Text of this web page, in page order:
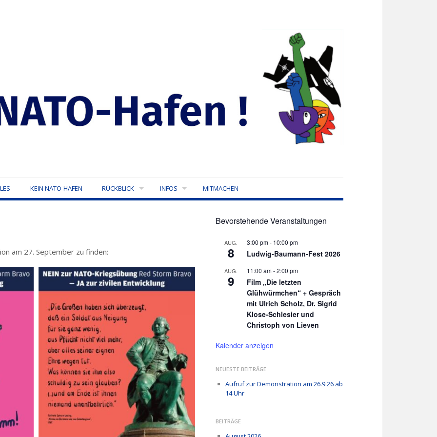
KEIN NATO-HAFEN RÜCKBLICK INFOS MITMACHEN
am 27. September zu finden:
Bevorstehende Veranstaltungen
AUG.
8
3:00 pm- 10:00 pm
Ludwig-Baumann-Fest 2026
AUG.
9
11:00 am-2:00 pm
Film „Die letzten
Glühwürmchen“ + Gespräch
mit Ulrich Scholz, Dr. Sigrid
Klose-Schlesier und
Christoph von Lieven
Kalender anzeigen
NEUESTE BEITRÄGE
Aufruf zur Demonstration am 26.9.26 ab
14 Uhr
BEITRÄGE